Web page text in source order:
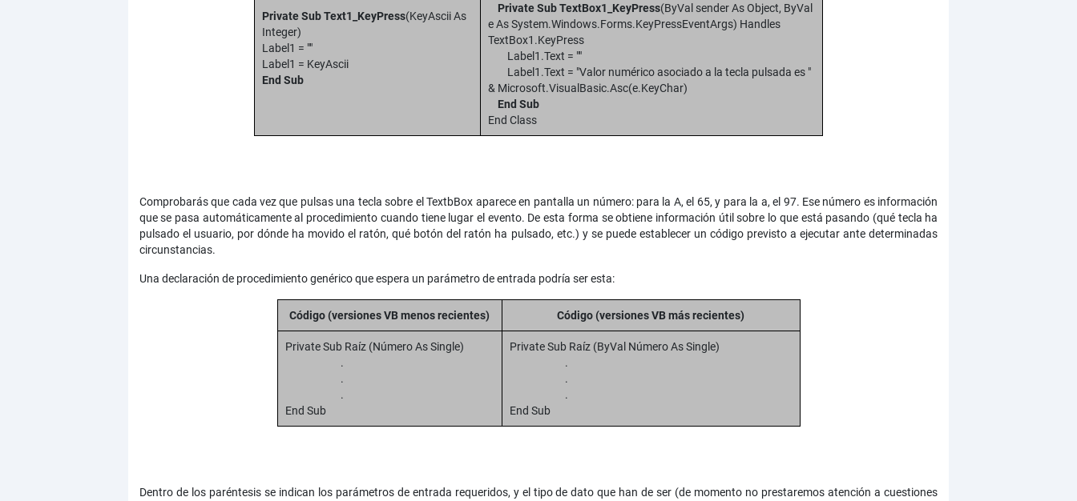
Private Sub Text1_KeyPress(KeyAscii As
Integer)
Label1 = ""
Label1 = KeyAscii
End Sub
Private Sub TextBox1_KeyPress(ByVal sender As Object, ByVal
e As System.Windows.Forms.KeyPressEventArgs) Handles
TextBox1.KeyPress
Label1.Text = ""
Label1.Text = "Valor numérico asociado a la tecla pulsada es "
& Microsoft.VisualBasic.Asc(e.KeyChar)
End Sub
End Class
Comprobarás que cada vez que pulsas una tecla sobre el TextbBox aparece en pantalla un número: para la A, el 65, y para la a, el 97. Ese número es información
que se pasa automáticamente al procedimiento cuando tiene lugar el evento. De esta forma se obtiene información útil sobre lo que está pasando (qué tecla ha
pulsado el usuario, por dónde ha movido el ratón, qué botón del ratón ha pulsado, etc.) y se puede establecer un código previsto a ejecutar ante determinadas
circunstancias.
Una declaración de procedimiento genérico que espera un parámetro de entrada podría ser esta:
Código (versiones VB menos recientes) Código (versiones VB más recientes)
Private Sub Raíz (Número As Single)
.
.
.
End Sub
Private Sub Raíz (ByVal Número As Single)
.
.
.
End Sub
Dentro de los paréntesis se indican los parámetros de entrada requeridos, y el tipo de dato que han de ser (de momento no prestaremos atención a cuestiones